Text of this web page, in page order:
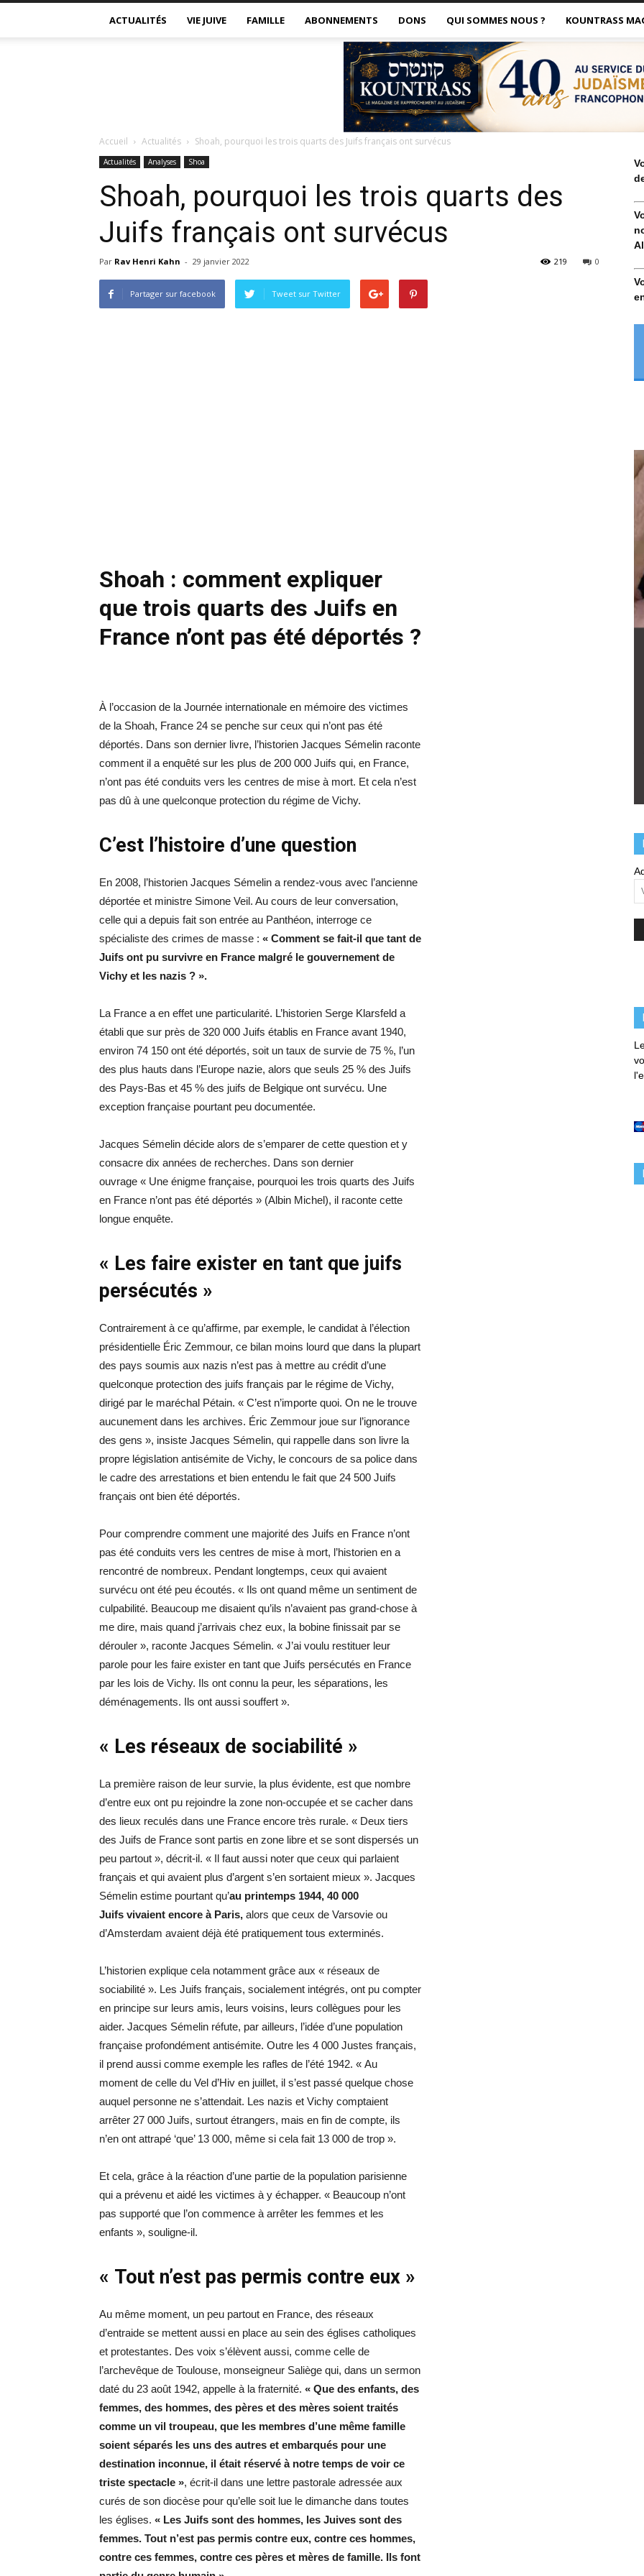
ACTUALITÉS VIE JUIVE FAMILLE ABONNEMENTS DONS QUI SOMMES NOUS ? KOUNTRASS
Accueil Actualités Shoah, pourquoi les trois quarts des Juifs français ont survécus
Actualités Analyses Shoa
Shoah, pourquoi les trois quarts des
Juifs français ont survécus
Par Rav Henri Kahn - 29 janvier 2022 0
219
Partager sur facebook Tweet sur Twitter
Shoah : comment expliquer
que trois quarts des Juifs en
France n’ont pas été déportés ?
À l’occasion de la Journée internationale en mémoire des victimes
de la Shoah, France 24 se penche sur ceux qui n’ont pas été
déportés. Dans son dernier livre, l’historien Jacques Sémelin raconte
comment il a enquêté sur les plus de 200 000 Juifs qui, en France,
n’ont pas été conduits vers les centres de mise à mort. Et cela n’est
pas dû à une quelconque protection du régime de Vichy.
C’est l’histoire d’une question
En 2008, l’historien Jacques Sémelin a rendez-vous avec l’ancienne
déportée et ministre Simone Veil. Au cours de leur conversation,
celle qui a depuis fait son entrée au Panthéon, interroge ce
spécialiste des crimes de masse : « Comment se fait-il que tant de
Juifs ont pu survivre en France malgré le gouvernement de
Vichy et les nazis ? ».
La France a en effet une particularité. L’historien Serge Klarsfeld a
établi que sur près de 320 000 Juifs établis en France avant 1940,
environ 74 150 ont été déportés, soit un taux de survie de 75 %, l’un
des plus hauts dans l’Europe nazie, alors que seuls 25 % des Juifs
des Pays-Bas et 45 % des juifs de Belgique ont survécu. Une
exception française pourtant peu documentée.
Jacques Sémelin décide alors de s’emparer de cette question et y
consacre dix années de recherches. Dans son dernier
ouvrage « Une énigme française, pourquoi les trois quarts des Juifs
en France n’ont pas été déportés » (Albin Michel), il raconte cette
longue enquête.
« Les faire exister en tant que juifs
persécutés »
Contrairement à ce qu’affirme, par exemple, le candidat à l’élection
présidentielle Éric Zemmour, ce bilan moins lourd que dans la plupart
des pays soumis aux nazis n’est pas à mettre au crédit d’une
quelconque protection des juifs français par le régime de Vichy,
dirigé par le maréchal Pétain. « C’est n’importe quoi. On ne le trouve
aucunement dans les archives. Éric Zemmour joue sur l’ignorance
des gens », insiste Jacques Sémelin, qui rappelle dans son livre la
propre législation antisémite de Vichy, le concours de sa police dans
le cadre des arrestations et bien entendu le fait que 24 500 Juifs
français ont bien été déportés.
Pour comprendre comment une majorité des Juifs en France n’ont
pas été conduits vers les centres de mise à mort, l’historien en a
rencontré de nombreux. Pendant longtemps, ceux qui avaient
survécu ont été peu écoutés. « Ils ont quand même un sentiment de
culpabilité. Beaucoup me disaient qu’ils n’avaient pas grand-chose à
me dire, mais quand j’arrivais chez eux, la bobine finissait par se
dérouler », raconte Jacques Sémelin. « J’ai voulu restituer leur
parole pour les faire exister en tant que Juifs persécutés en France
par les lois de Vichy. Ils ont connu la peur, les séparations, les
déménagements. Ils ont aussi souffert ».
« Les réseaux de sociabilité »
La première raison de leur survie, la plus évidente, est que nombre
d’entre eux ont pu rejoindre la zone non-occupée et se cacher dans
des lieux reculés dans une France encore très rurale. « Deux tiers
des Juifs de France sont partis en zone libre et se sont dispersés un
peu partout », décrit-il. « Il faut aussi noter que ceux qui parlaient
français et qui avaient plus d’argent s’en sortaient mieux ». Jacques
Sémelin estime pourtant qu’au printemps 1944, 40 000
Juifs vivaient encore à Paris, alors que ceux de Varsovie ou
d’Amsterdam avaient déjà été pratiquement tous exterminés.
L’historien explique cela notamment grâce aux « réseaux de
sociabilité ». Les Juifs français, socialement intégrés, ont pu compter
en principe sur leurs amis, leurs voisins, leurs collègues pour les
aider. Jacques Sémelin réfute, par ailleurs, l’idée d’une population
française profondément antisémite. Outre les 4 000 Justes français,
il prend aussi comme exemple les rafles de l’été 1942. « Au
moment de celle du Vel d’Hiv en juillet, il s’est passé quelque chose
auquel personne ne s’attendait. Les nazis et Vichy comptaient
arrêter 27 000 Juifs, surtout étrangers, mais en fin de compte, ils
n’en ont attrapé ‘que’ 13 000, même si cela fait 13 000 de trop ».
Et cela, grâce à la réaction d’une partie de la population parisienne
qui a prévenu et aidé les victimes à y échapper. « Beaucoup n’ont
pas supporté que l’on commence à arrêter les femmes et les
enfants », souligne-il.
« Tout n’est pas permis contre eux »
Au même moment, un peu partout en France, des réseaux
d’entraide se mettent aussi en place au sein des églises catholiques
et protestantes. Des voix s’élèvent aussi, comme celle de
l’archevêque de Toulouse, monseigneur Saliège qui, dans un sermon
daté du 23 août 1942, appelle à la fraternité. « Que des enfants, des
femmes, des hommes, des pères et des mères soient traités
comme un vil troupeau, que les membres d’une même famille
soient séparés les uns des autres et embarqués pour une
destination inconnue, il était réservé à notre temps de voir ce
triste spectacle », écrit-il dans une lettre pastorale adressée aux
curés de son diocèse pour qu’elle soit lue le dimanche dans toutes
les églises. « Les Juifs sont des hommes, les Juives sont des
femmes. Tout n’est pas permis contre eux, contre ces hommes,
contre ces femmes, contre ces pères et mères de famille. Ils font